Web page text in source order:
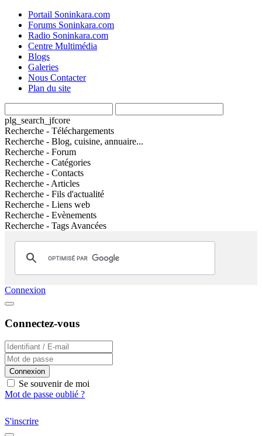
Portail Soninkara.com
Forums Soninkara.com
Radio Soninkara.com
Centre Multimédia
Blogs
Galeries
Nous Contacter
Plan du site
plg_search_jfcore
Recherche - Téléchargements
Recherche - Blog, cuisine, annuaire...
Recherche - Forum
Recherche - Catégories
Recherche - Contacts
Recherche - Articles
Recherche - Fils d'actualité
Recherche - Liens web
Recherche - Evènements
Recherche - Tags Avancées
Connexion
Connectez-vous
Connexion
Se souvenir de moi
Mot de passe oublié ?
S'inscrire